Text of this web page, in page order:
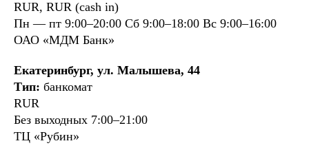
RUR, RUR (cash in)
Пн — пт 9:00–20:00 Сб 9:00–18:00 Вс 9:00–16:00
ОАО «МДМ Банк»
Екатеринбург, ул. Малышева, 44
Тип: банкомат
RUR
Без выходных 7:00–21:00
ТЦ «Рубин»